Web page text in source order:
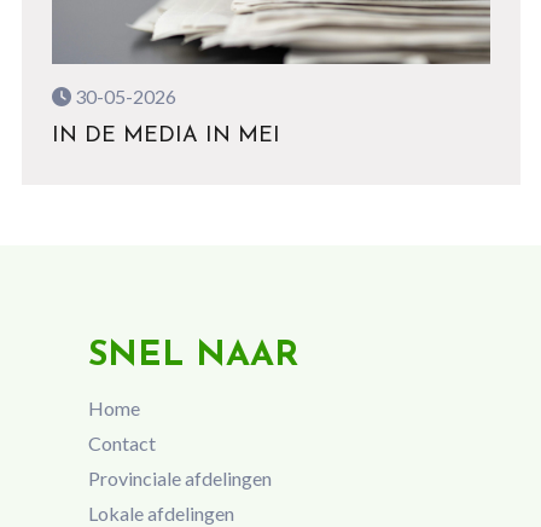
30-05-2026
IN DE MEDIA IN MEI
SNEL NAAR
Home
Contact
Provinciale afdelingen
Lokale afdelingen